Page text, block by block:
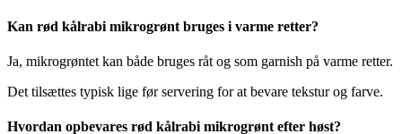
Kan rød kålrabi mikrogrønt bruges i varme retter?
Ja, mikrogrøntet kan både bruges råt og som garnish på varme retter.
Det tilsættes typisk lige før servering for at bevare tekstur og farve.
Hvordan opbevares rød kålrabi mikrogrønt efter høst?